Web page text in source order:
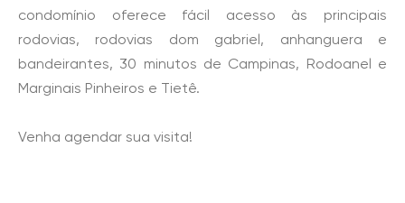
condomínio oferece fácil acesso às principais
rodovias, rodovias dom gabriel, anhanguera e
bandeirantes, 30 minutos de Campinas, Rodoanel e
Marginais Pinheiros e Tietê.
Venha agendar sua visita!